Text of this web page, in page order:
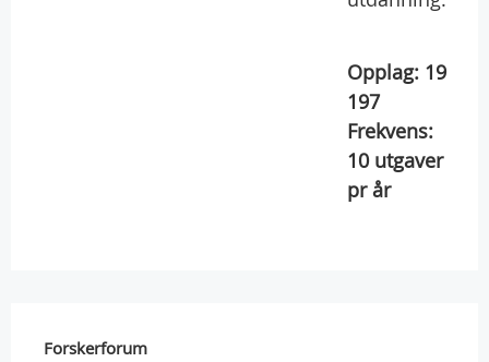
Opplag: 19
197
Frekvens:
10 utgaver
pr år
Forskerforum